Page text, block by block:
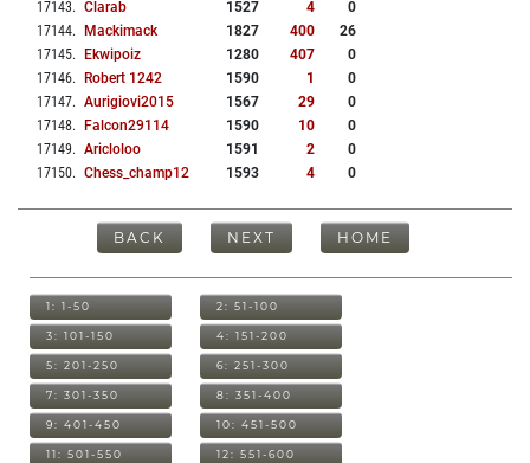
17143. Clarab 1527 4
0
17144. Mackimack 1827 400
26
17145. Ekwipoiz 1280 407
0
17146. Robert 1242 1590 1
0
17147. Aurigiovi2015 1567 29
0
17148. Falcon29114 1590 10
0
17149. Aricloloo 1591 2
0
17150. Chess_champ12 1593 4 0
BACK NEXT HOME
1: 1-50 2: 51-100
3: 101-150 4: 151-200
5: 201-250 6: 251-300
7: 301-350 8: 351-400
9: 401-450 10: 451-500
11: 501-550 12: 551-600